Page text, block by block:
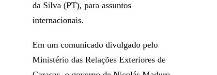
da Silva (PT), para assuntos
internacionais.
Em um comunicado divulgado pelo
Ministério das Relações Exteriores de